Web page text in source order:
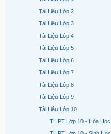
Tài Liệu Lớp 2
Tài Liệu Lớp 3
Tài Liệu Lớp 4
Tài Liệu Lớp 5
Tài Liệu Lớp 6
Tài Liệu Lớp 7
Tài Liệu Lớp 8
Tài Liệu Lớp 9
Tài Liệu Lớp 10
THPT Lớp 10 - Hóa Học